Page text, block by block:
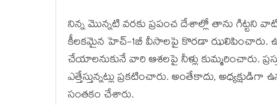
నిన్న మొన్నటి వరకు ప్రపంచ దేశాల్లో తాను
కీలకమైన హెచ్-1బీ వీసాలపై కొరడా ఝలిపించారు.
చేయాలనుకునే వారి ఆశలపై నీళ్లు కుమ్మరించారు.
ఎత్తేస్తున్నట్లు ప్రకటించారు. అంతేకాదు,
సంతకం చేశారు.